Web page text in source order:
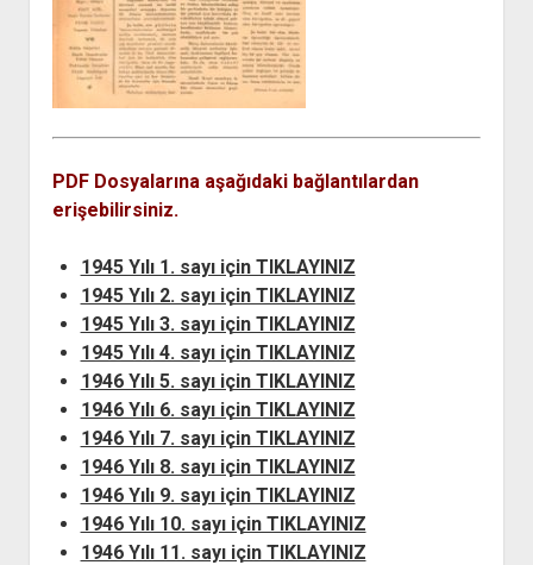
BARIŞ HAREKETLERİ ARŞİV FONU
DAVA DOSYALARI ARŞİV FONU
GÖRSEL-İŞİTSEL ARŞİV FONU
SOL HAREKETLER KİTAPLIĞI
EMEK HAREKETİ KİTAPLIĞI
BARIŞ HAREKETİ KİTAPLIĞI
ÖĞRETMEN HAREKETİ KİTAPLIĞI
AYDINLIK KÜLLİYATI KİTAPLIĞI
NÂZIM HİKMET KİTAPLIĞI
HİKMET KIVILCIMLI KİTAPLIĞI
KERİM SADİ KİTAPLIĞI
HAYDAR RİFAT KİTAPLIĞI
1940’LI YILLAR KİTAPLIĞI
YURTDIŞI KİTAPLIĞI
menüyü
aç
YURTDIŞI KİTAPLIĞI
ÜYE BAŞVURU FORMU
ARŞİVLERDEN YARARLANMA FORMU
KİTAP ABONE FORMU
İLETİŞİM
İLETİŞİM BİLGİLERİ
BANKA HESAPLARIMIZ
PDF Dosyalarına aşağıdaki bağlantılardan
erişebilirsiniz.
1945 Yılı 1. sayı için TIKLAYINIZ
1945 Yılı 2. sayı için TIKLAYINIZ
1945 Yılı 3. sayı için TIKLAYINIZ
1945 Yılı 4. sayı için TIKLAYINIZ
1946 Yılı 5. sayı için TIKLAYINIZ
1946 Yılı 6. sayı için TIKLAYINIZ
1946 Yılı 7. sayı için TIKLAYINIZ
1946 Yılı 8. sayı için TIKLAYINIZ
1946 Yılı 9. sayı için TIKLAYINIZ
1946 Yılı 10. sayı için TIKLAYINIZ
1946 Yılı 11. sayı için TIKLAYINIZ